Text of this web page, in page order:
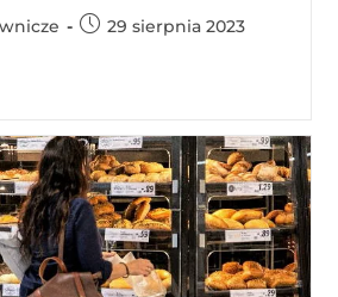
29 sierpnia 2023